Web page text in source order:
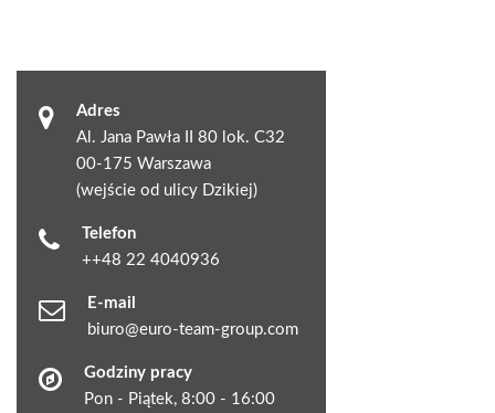
Adres
Al. Jana Pawła II 80 lok. C32
00-175 Warszawa
(wejście od ulicy Dzikiej)
Telefon
++48 22 4040936
E-mail
biuro@euro-team-group.com
Godziny pracy
Pon - Piątek, 8:00 - 16:00